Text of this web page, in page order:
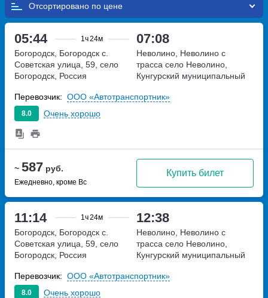
Отсортировано по
05:44 1ч24м 07:08
~ 587 руб.
Ежедневно, кроме Вс
Купить билет
Богородск, Богородск с.
Советская улица, 59, село
Богородск, Россия
Неволино, Неволино с
трасса село Неволино,
Кунгурский муниципальный
8.0 Очень хорошо
Перевозчик: ООО «Автотранспортник»
11:14 1ч24м 12:38
Богородск, Богородск с.
Советская улица, 59, село
Богородск, Россия
Неволино, Неволино с
трасса село Неволино,
Кунгурский муниципальный
8.0 Очень хорошо
Перевозчик: ООО «Автотранспортник»